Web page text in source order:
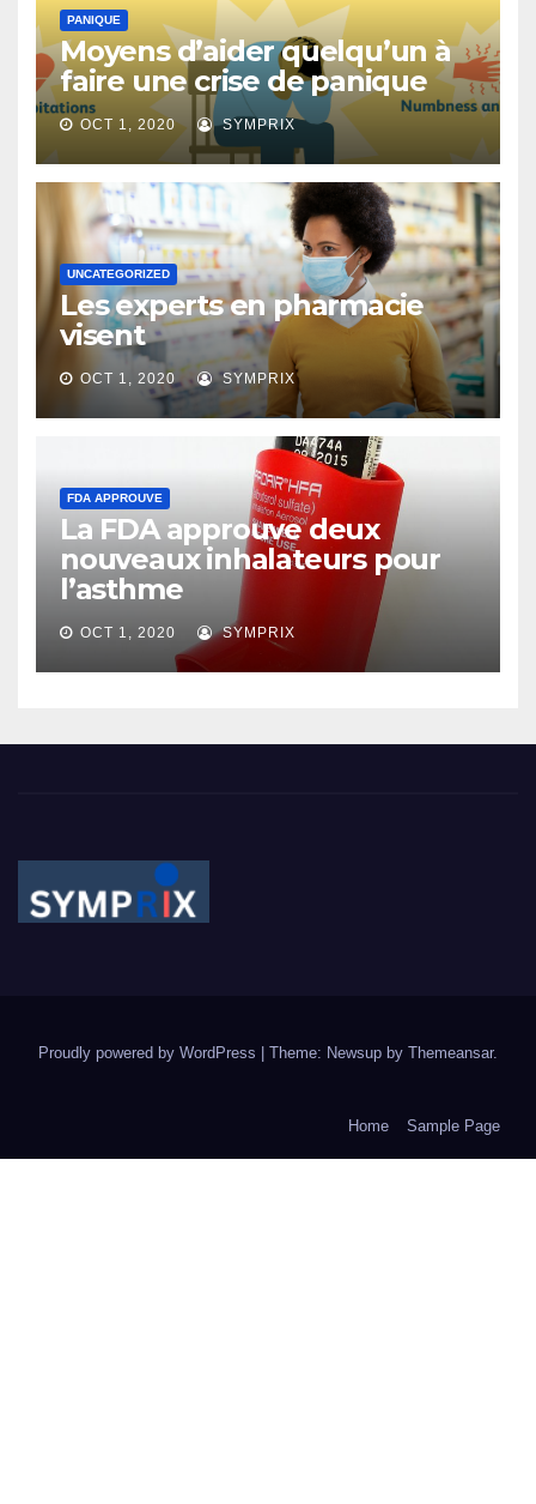
PANIQUE
Moyens d’aider quelqu’un à
faire une crise de panique
OCT 1, 2020 SYMPRIX
UNCATEGORIZED
Les experts en pharmacie
visent
OCT 1, 2020 SYMPRIX
FDA APPROUVE
La FDA approuve deux
nouveaux inhalateurs pour
l’asthme
OCT 1, 2020 SYMPRIX
Proudly powered by WordPress Theme: Newsup by Themeansar.
Home Sample Page